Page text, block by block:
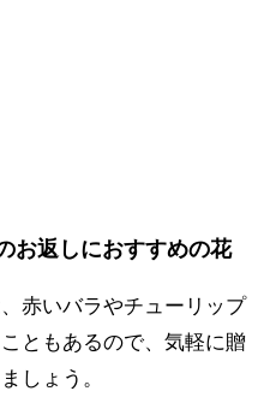
お返しにおすすめの花
赤いバラやチューリップ
ともあるので、気軽に贈
しょう。